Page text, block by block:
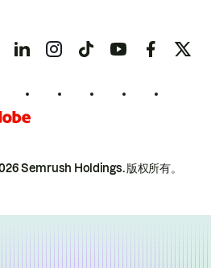
Semrush Holdings.版权所有。